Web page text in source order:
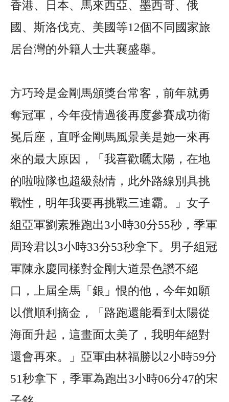
香港、日本、馬來西亞、墨西哥、俄
國、斯洛伐克、美國等12個不同國家旅
居台灣的外籍人士共襄盛舉。
方巧玲是金剛馬頒獎台常客，前年就勇
奪冠軍，今年疫情過後再度參賽成功衛
冕后座，直呼金剛馬風景美是她一來再
來的最大原因，「我喜歡曬太陽，在地
的啦啦隊也超級熱情，此外路線別具挑
戰性，明年我要再挑戰三連霸。」女子
組亞軍劉素雅跑出3小時30分55秒，季軍
周玲君以3小時33分53秒拿下。男子組冠
軍陳永慶同樣對金剛大道景色讚不絕
口，上屆全馬「銀」恨的他，今年如願
以償順利摘金，「路跑還能看到太陽從
海面升起，這畫面太美了，我明年絕對
還會再來。」亞軍由林福勝以2小時59分
51秒拿下，季軍為跑出3小時06分47的宋